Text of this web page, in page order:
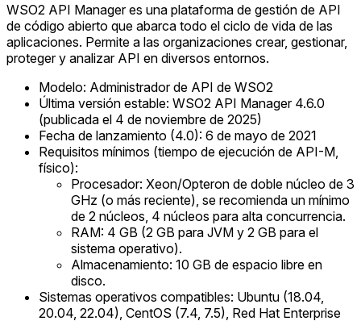
WSO2 API Manager es una plataforma de gestión de API
de código abierto que abarca todo el ciclo de vida de las
aplicaciones. Permite a las organizaciones crear, gestionar,
proteger y analizar API en diversos entornos.
Modelo: Administrador de API de WSO2
Última versión estable: WSO2 API Manager 4.6.0
(publicada el 4 de noviembre de 2025)
Fecha de lanzamiento (4.0): 6 de mayo de 2021
Requisitos mínimos (tiempo de ejecución de API-M,
físico):
Procesador: Xeon/Opteron de doble núcleo de 3
GHz (o más reciente), se recomienda un mínimo
de 2 núcleos, 4 núcleos para alta concurrencia.
RAM: 4 GB (2 GB para JVM y 2 GB para el
sistema operativo).
Almacenamiento: 10 GB de espacio libre en
disco.
Sistemas operativos compatibles: Ubuntu (18.04,
20.04, 22.04), CentOS (7.4, 7.5), Red Hat Enterprise